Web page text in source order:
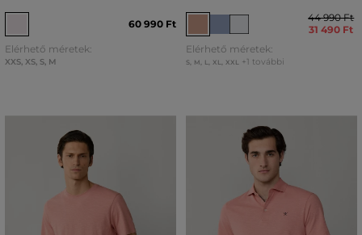
60 990 Ft
Elérhető méretek:
XXS, XS, S, M
44 990 Ft
31 490 Ft
Elérhető méretek:
S, M L XL XXL +1 további